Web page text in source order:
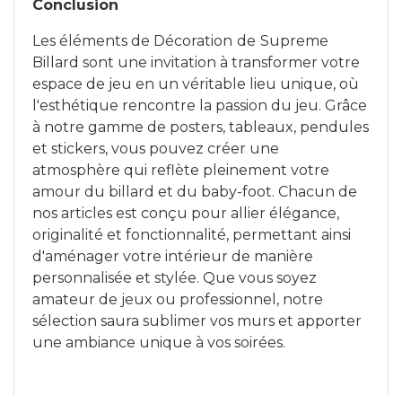
Conclusion
Les éléments de Décoration de Supreme
Billard sont une invitation à transformer votre
espace de jeu en un véritable lieu unique, où
l'esthétique rencontre la passion du jeu. Grâce
à notre gamme de posters, tableaux, pendules
et stickers, vous pouvez créer une
atmosphère qui reflète pleinement votre
amour du billard et du baby-foot. Chacun de
nos articles est conçu pour allier élégance,
originalité et fonctionnalité, permettant ainsi
d'aménager votre intérieur de manière
personnalisée et stylée. Que vous soyez
amateur de jeux ou professionnel, notre
sélection saura sublimer vos murs et apporter
une ambiance unique à vos soirées.